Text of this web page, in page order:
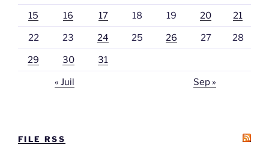
15 16 17 18 19 20 21
22 23 24 25 26 27 28
29 30 31
« Juil Sep »
FILE RSS